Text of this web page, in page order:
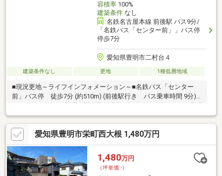
容積率100%
建築条件なし
名鉄名古屋本線 前後駅 バス9分/
「名鉄バス「センター前」」バス停
停歩7分
愛知県豊明市二村台４
建築条件なし 更地 1種低層地域
■現況更地～ライフインフォメーション～■名鉄バス「センター
前」バス停 徒歩7分 (約510m) (前後駅行き バス乗車時間 9分)■
店 徒歩6分 (約480m)■えびす公園 徒歩3分 (約240m)■植村循環
器科・内科 徒歩5分 (約400m)■二村台小学校 徒歩12分 (約
890m)■豊明中学校 徒歩10分 (約740m)
愛知県豊明市栄町西大根 1,480万円
1,480万円
（坪単価:-）